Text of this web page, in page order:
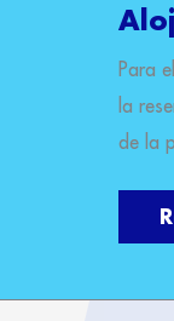
Para
la
de la